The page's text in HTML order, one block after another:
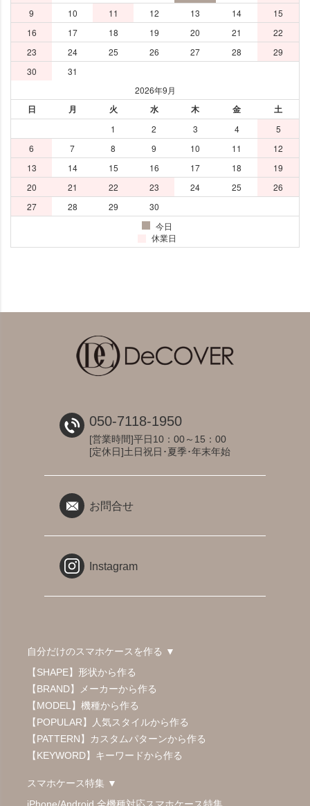
050-7118-1950
[営業時間]平日10：00～15：00
[定休日]土日祝日･夏季･年末年始
お問合せ
Instagram
自分だけのスマホケースを作る ▼
【SHAPE】形状から作る
【BRAND】メーカーから作る
【MODEL】機種から作る
【POPULAR】人気スタイルから作る
【PATTERN】カスタムパターンから作る
【KEYWORD】キーワードから作る
スマホケース特集 ▼